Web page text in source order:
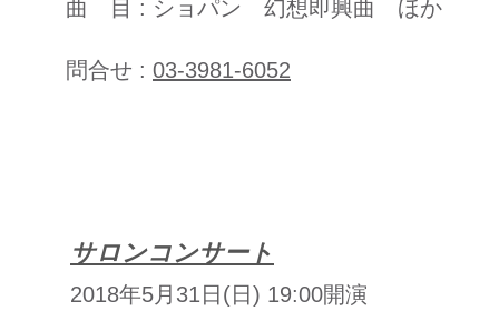
曲 目 : ショパン 幻想即興曲 ほか
問合せ : 03-3981-6052
サロンコンサート
2018年5月31日(日) 19:00開演